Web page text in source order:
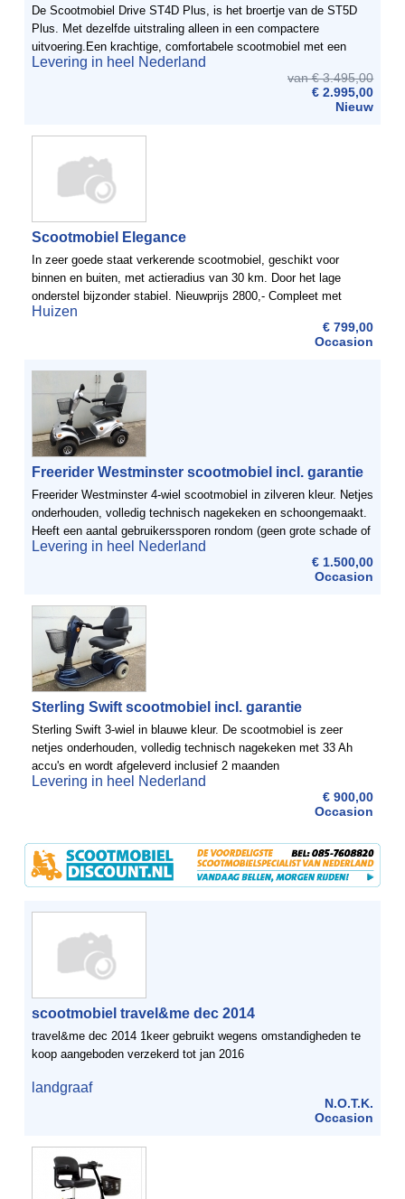
De Scootmobiel Drive ST4D Plus, is het broertje van de ST5D
Plus. Met dezelfde uitstraling alleen in een compactere
uitvoering.Een krachtige, comfortabele scootmobiel met een
snelheid van 12 km en een actieradius van 40 km.De grote en ...
Levering in heel Nederland
van € 3.495,00
€ 2.995,00
Nieuw
Scootmobiel Elegance
In zeer goede staat verkerende scootmobiel, geschikt voor
binnen en buiten, met actieradius van 30 km. Door het lage
onderstel bijzonder stabiel. Nieuwprijs 2800,- Compleet met
brochure en reservesleutel.Doordat het uploaden ...
Huizen
€ 799,00
Occasion
Freerider Westminster scootmobiel incl. garantie
Freerider Westminster 4-wiel scootmobiel in zilveren kleur. Netjes
onderhouden, volledig technisch nagekeken en schoongemaakt.
Heeft een aantal gebruikerssporen rondom (geen grote schade of
stukken uit de kap). Voorzien van nieuwe ...
Levering in heel Nederland
€ 1.500,00
Occasion
Sterling Swift scootmobiel incl. garantie
Sterling Swift 3-wiel in blauwe kleur. De scootmobiel is zeer
netjes onderhouden, volledig technisch nagekeken met 33 Ah
accu's en wordt afgeleverd inclusief 2 maanden
garantie. Makkelijk te bedienen, compacte en wendbare ...
Levering in heel Nederland
€ 900,00
Occasion
scootmobiel travel&me dec 2014
travel&me dec 2014 1keer gebruikt wegens omstandigheden te
koop aangeboden verzekerd tot jan 2016
landgraaf
N.O.T.K.
Occasion